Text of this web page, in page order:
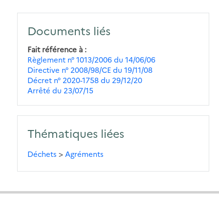
Documents liés
Fait référence à
Règlement n° 1013/2006 du 14/06/06
Directive n° 2008/98/CE du 19/11/08
Décret n° 2020-1758 du 29/12/20
Arrêté du 23/07/15
Thématiques liées
Déchets > Agréments